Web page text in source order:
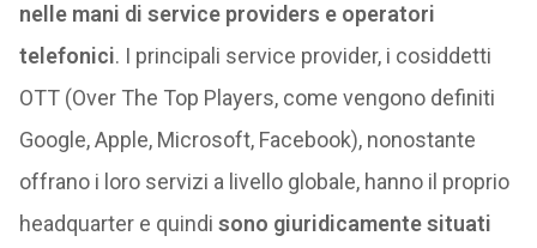
nelle mani di service providers e operatori
telefonici. I principali service provider, i cosiddetti
OTT (Over The Top Players, come vengono definiti
Google, Apple, Microsoft, Facebook), nonostante
offrano i loro servizi a livello globale, hanno il proprio
headquarter e quindi sono giuridicamente situati